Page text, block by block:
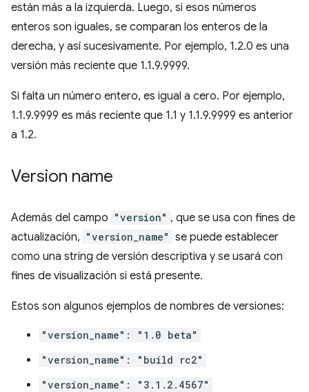
están más a la izquierda. Luego, si esos números
enteros son iguales, se comparan los enteros de la
derecha, y así sucesivamente. Por ejemplo, 1.2.0 es una
versión más reciente que 1.1.9.9999.
Si falta un número entero, es igual a cero. Por ejemplo,
1.1.9.9999 es más reciente que 1.1 y 1.1.9.9999 es anterior
a 1.2.
Version name
Además del campo "version" , que se usa con fines de
actualización, "version_name" se puede establecer
como una string de versión descriptiva y se usará con
fines de visualización si está presente.
Estos son algunos ejemplos de nombres de versiones:
"version_name": "1.0 beta"
"version_name": "build rc2"
"version_name": "3.1.2.4567"